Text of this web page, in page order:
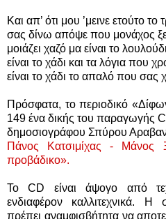
Και απ’ ότι μου ’μεινε ετούτο το
σας δίνω απόψε που μονάχος
μοιάζει χαζό μα είναι το λουλούδι
είναι το χάδι και τα λόγια που
είναι το χάδι το απαλό που
Πρόσφατα, το περιοδικό
149 ένα δικής του παραγωγής
δημοσιογράφου Σπύρου
Πάνος Κατσιμίχας - Μάνος
προβάδικο».
Το CD είναι άψογο από
ενδιαφέρον καλλιτεχνικά. Η
πρέπει αναμφισβήτητα να